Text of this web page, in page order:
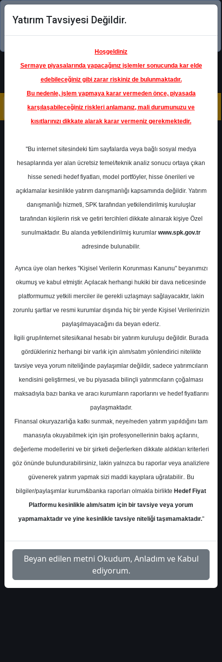
Şimdi uygulamayı indirin!
Ana Sayfa Raporlar
ICBC Yatırım
Rapor Detay
MGROS - Hedef Fiyat
ICBC Yatırım 08 Mayıs 2025
ICBC Yatırım, MGROS-Migros için hedef
fiyatını 750 TL'den 780 TL'ye yükseltti,
tavsiyesini "al" olarak korudu
S.No Dosya Adı İndir
1
icbc-yatirim-migros-ticaret-
hedef-fiyat-55933
İlgili
Dosyayı
Yatırım Tavsiyesi Değildir.
Hoşgeldiniz
Sermaye piyasalarında yapacağınız işlemler sonucunda kar elde
edebileceğiniz gibi zarar riskiniz de bulunmaktadır.
Bu nedenle, işlem yapmaya karar vermeden önce, piyasada
karşılaşabileceğiniz riskleri anlamanız, mali durumunuzu ve
kısıtlarınızı dikkate alarak karar vermeniz gerekmektedir.
"Bu internet sitesindeki tüm sayfalarda veya bağlı sosyal medya
hesaplarında yer alan ücretsiz temel/teknik analiz sonucu ortaya çıkan
hisse senedi hedef fiyatları, model portföyler, hisse önerileri ve
açıklamalar kesinlikle yatırım danışmanlığı kapsamında değildir. Yatırım
danışmanlığı hizmeti, SPK tarafından yetkilendirilmiş kuruluşlar
tarafından kişilerin risk ve getiri tercihleri dikkate alınarak kişiye Özel
sunulmaktadır. Bu alanda yetkilendirilmiş kurumlar www.spk.gov.tr
adresinde bulunabilir.
Ayrıca üye olan herkes "Kişisel Verilerin Korunması Kanunu" beyanımızı
okumuş ve kabul etmiştir. Açılacak herhangi hukiki bir dava neticesinde
platformumuz yetkili merciler ile gerekli uzlaşmayı sağlayacaktır, lakin
zorunlu şartlar ve resmi kurumlar dışında hiç bir yerde Kişisel Verilerinizin
paylaşılmayacağını da beyan ederiz.
İlgili grup/internet sitesi/kanal hesabı bir yatırım kuruluşu değildir. Burada
gördükleriniz herhangi bir varlık için alım/satım yönlendirici nitelikte
tavsiye veya yorum niteliğinde paylaşımlar değildir, sadece yatırımcıların
kendisini geliştirmesi, ve bu piyasada bilinçli yatırımcıların çoğalması
maksadıyla bazı banka ve aracı kurumların raporlarını ve hedef fiyatlarını
paylaşmaktadır.
Finansal okuryazarlığa katkı sunmak, neye/neden yatırım yapıldığını tam
manasıyla okuyabilmek için işin profesyonellerinin bakış açılarını,
değerleme modellerini ve bir şirketi değerlerken dikkate aldıkları kriterleri
göz önünde bulundurabilirsiniz, lakin yalnızca bu raporlar veya analizlere
güvenerek yatırım yapmak sizi maddi kayıplara uğratabilir.. Bu
bilgiler/paylaşımlar kurum&banka raporları olmakla birlikte Hedef Fiyat
Platformu kesinlikle alım/satım için bir tavsiye veya yorum
yapmamaktadır ve yine kesinlikle tavsiye niteliği taşımamaktadır."
Beyan edilen metni Okudum, Anladım ve Kabul
ediyorum.